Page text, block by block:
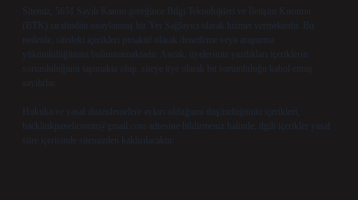
Sitemiz, 5651 Sayılı Kanun gereğince Bilgi Teknolojileri ve İletişim Kurumu
(BTK) tarafından onaylanmış bir Yer Sağlayıcı olarak hizmet vermektedir. Bu
nedenle, sitedeki içerikleri proaktif olarak denetleme veya araştırma
yükümlülüğümüz bulunmamaktadır. Ancak, üyelerimiz yazdıkları içeriklerin
sorumluluğunu taşımakta olup, siteye üye olarak bu sorumluluğu kabul etmiş
sayılırlar.
Hukuka ve yasal düzenlemelere aykırı olduğunu düşündüğünüz içerikleri,
backlinkpanelicomtr@gmail.com adresine bildirmeniz halinde, ilgili içerikler yasal
süre içerisinde sitemizden kaldırılacaktır.